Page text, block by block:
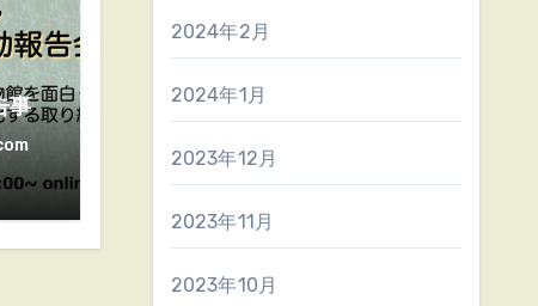
事
2024年2月
2024年1月
2023年12月
2023年11月
2023年10月